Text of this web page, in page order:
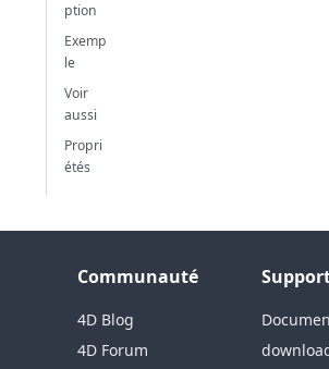
ption
Exemp
le
Voir
aussi
Propri
étés
Communauté
4D Blog
4D Forum